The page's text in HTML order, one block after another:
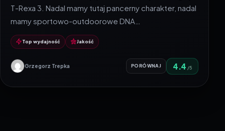
T-Rexa 3. Nadal mamy tutaj pancerny charakter, nadal
mamy sportowo-outdoorowe DNA…
Top wydajność Jakość
Grzegorz Trepka PORÓWNAJ 4.4 /5